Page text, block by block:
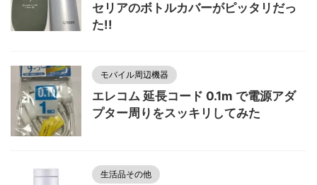
セリアのボトルカバーがピッタリだっ
た!!
モバイル周辺機器
エレコム 延長コード 0.1m で電源アダ
プター周りをスッキリしてみた
生活品その他